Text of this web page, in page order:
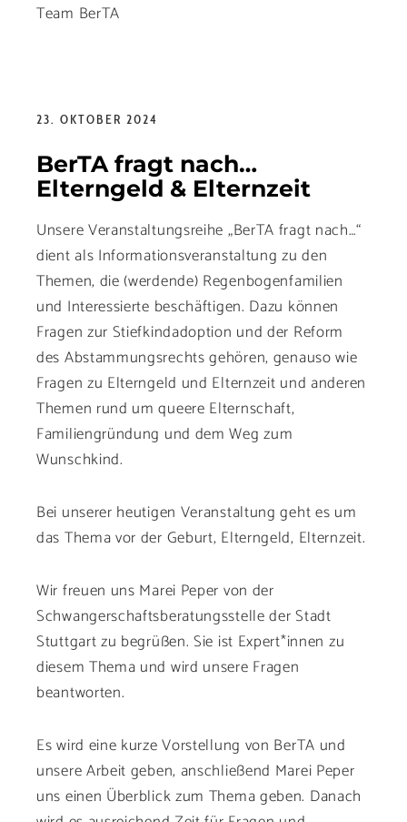
Team BerTA
23. OKTOBER 2024
BerTA fragt nach…
Elterngeld & Elternzeit
Unsere Veranstaltungsreihe „BerTA fragt nach…“
dient als Informationsveranstaltung zu den
Themen, die (werdende) Regenbogenfamilien
und Interessierte beschäftigen. Dazu können
Fragen zur Stiefkindadoption und der Reform
des Abstammungsrechts gehören, genauso wie
Fragen zu Elterngeld und Elternzeit und anderen
Themen rund um queere Elternschaft,
Familiengründung und dem Weg zum
Wunschkind.
Bei unserer heutigen Veranstaltung geht es um
das Thema vor der Geburt, Elterngeld, Elternzeit.
Wir freuen uns Marei Peper von der
Schwangerschaftsberatungsstelle der Stadt
Stuttgart zu begrüßen. Sie ist Expert*innen zu
diesem Thema und wird unsere Fragen
beantworten.
Es wird eine kurze Vorstellung von BerTA und
unsere Arbeit geben, anschließend Marei Peper
uns einen Überblick zum Thema geben. Danach